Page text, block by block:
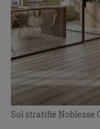
Sol stratifié Noblesse